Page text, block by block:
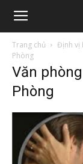
Trang chủ Định vị
Phòng
Văn
Phòng